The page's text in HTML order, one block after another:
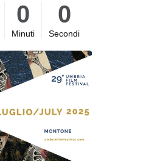
0
Minuti
0
Secondi